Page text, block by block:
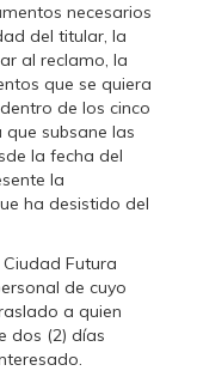
necesarios
del titular, la
al reclamo, la
que se quiera
de los cinco
subsane las
la fecha del
la
ha desistido del
Futura
de cuyo
a quien
dos (2) días